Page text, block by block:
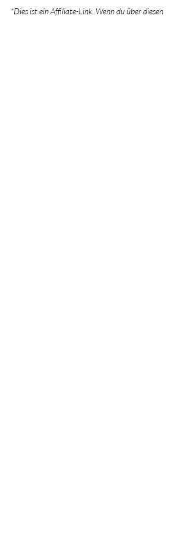
*Dies ist ein Affiliate-Link. Wenn du über diesen